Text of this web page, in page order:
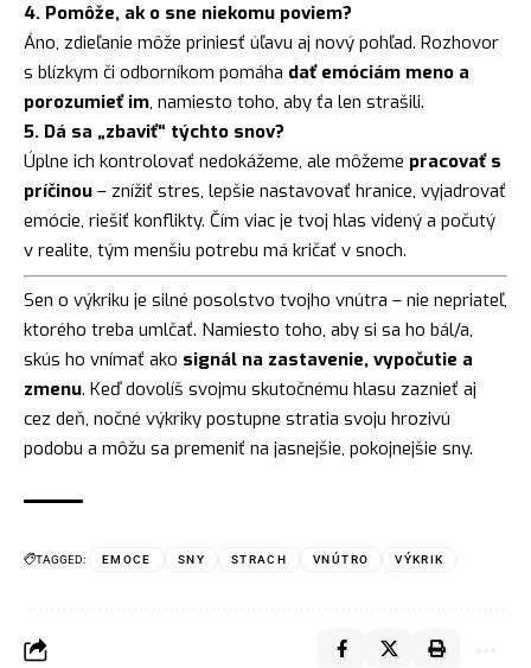
4. Pomôže, ak o sne niekomu poviem?
Áno, zdieľanie môže priniesť úľavu aj nový pohľad. Rozhovor
s blízkym či odborníkom pomáha dať emóciám meno a
porozumieť im, namiesto toho, aby ťa len strašili.
5. Dá sa „zbaviť“ týchto snov?
Úplne ich kontrolovať nedokážeme, ale môžeme pracovať s
príčinou – znížiť stres, lepšie nastavovať hranice, vyjadrovať
emócie, riešiť konflikty. Čím viac je tvoj hlas videný a počutý
v realite, tým menšiu potrebu má kričať v snoch.
Sen o výkriku je silné posolstvo tvojho vnútra – nie nepriateľ,
ktorého treba umlčať. Namiesto toho, aby si sa ho bál/a,
skús ho vnímať ako signál na zastavenie, vypočutie a
zmenu. Keď dovolíš svojmu skutočnému hlasu zaznieť aj
cez deň, nočné výkriky postupne stratia svoju hrozivú
podobu a môžu sa premeniť na jasnejšie, pokojnejšie sny.
TAGGED: EMOCE SNY STRACH VNÚTRO VÝKRIK